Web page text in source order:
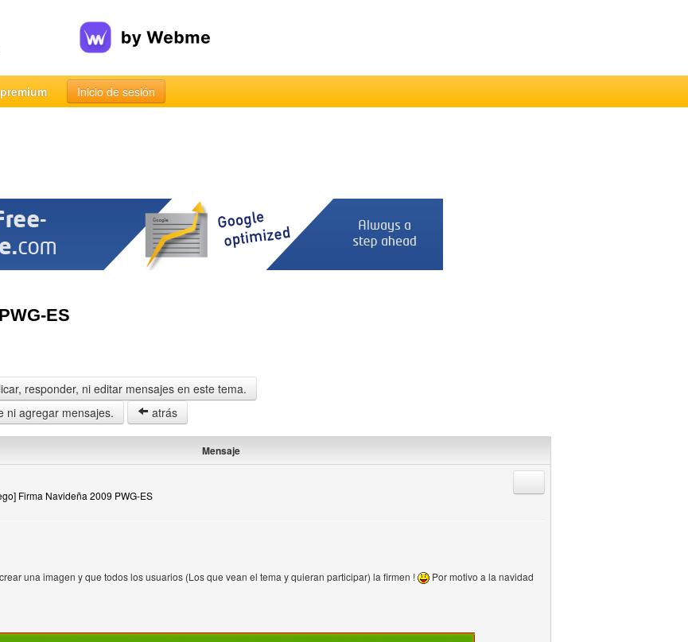
Inicio de sesión
ES
responder, ni editar mensajes en este tema.
ni agregar mensajes.
atrás
Mensaje
Firma Navideña 2009 PWG-ES
una imagen y que todos los usuarios (Los que vean el tema y quieran participar) la firmen ! Por motivo a la navidad